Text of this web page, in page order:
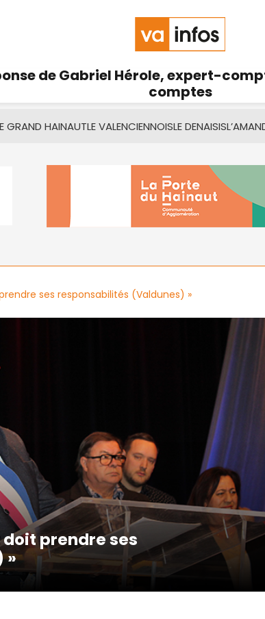
de Gabriel Hérole, expert-
comptes
GRAND HAINAUTLE VALENCIENNOISLE DENAISIS
ses responsabilités (Valdunes) »
doit prendre ses
»